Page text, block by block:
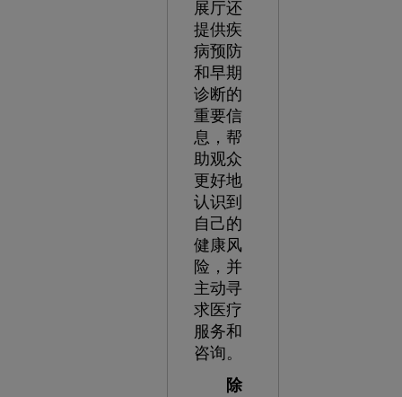
展厅还
提供疾
病预防
和早期
诊断的
重要信
息，帮
助观众
更好地
认识到
自己的
健康风
险，并
主动寻
求医疗
服务和
咨询。
除